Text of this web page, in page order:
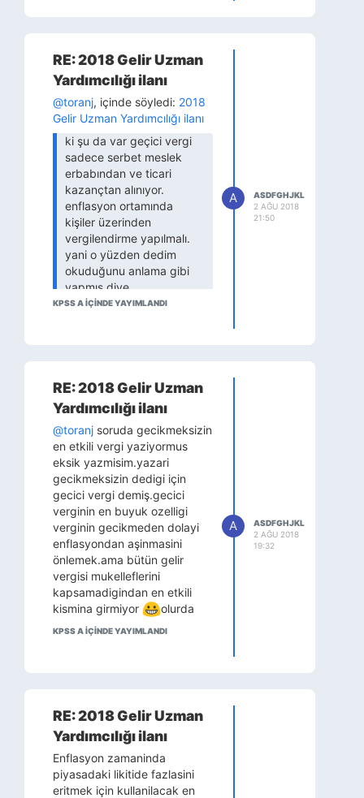
RE: 2018 Gelir Uzman
Yardımcılığı ilanı
@toranj, içinde söyledi: 2018
Gelir Uzman Yardımcılığı ilanı
ki şu da var geçici vergi
sadece serbet meslek
erbabından ve ticari
kazançtan alınıyor.
enflasyon ortamında
kişiler üzerinden
vergilendirme yapılmalı.
yani o yüzden dedim
okuduğunu anlama gibi
yapmış diye
2004 13.soru aynen hocam
diye aldim kitabi,killandirdi
beni
KPSS A IÇINDE YAYIMLANDI
A
ASDFGHJKL
2 AĞU 2018
21:50
RE: 2018 Gelir Uzman
Yardımcılığı ilanı
@toranj soruda gecikmeksizin
en etkili vergi yaziyormus
eksik yazmisim.yazari
gecikmeksizin dedigi için
gecici vergi demiş.gecici
verginin en buyuk ozelligi
verginin gecikmeden dolayi
enflasyondan aşinmasini
önlemek.ama bütün gelir
vergisi mukelleflerini
kapsamadigindan en etkili
kismina girmiyor
olurda
sınavda bu şekil cikarsa
KPSS A IÇINDE YAYIMLANDI
A
ASDFGHJKL
2 AĞU 2018
19:32
RE: 2018 Gelir Uzman
Yardımcılığı ilanı
Enflasyon zamaninda
piyasadaki likitide fazlasini
eritmek için kullanilacak en